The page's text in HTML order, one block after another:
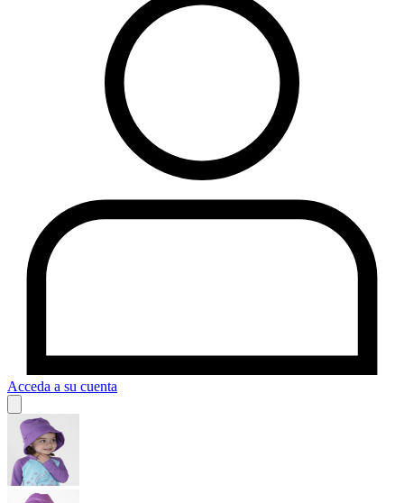
Acceda a su cuenta